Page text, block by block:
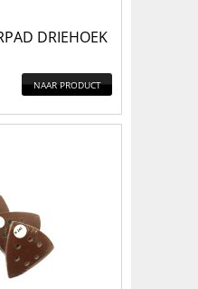
DRIEHOEK
NAAR PRODUCT